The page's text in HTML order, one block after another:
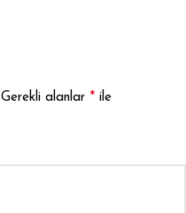
Gerekli alanlar * ile